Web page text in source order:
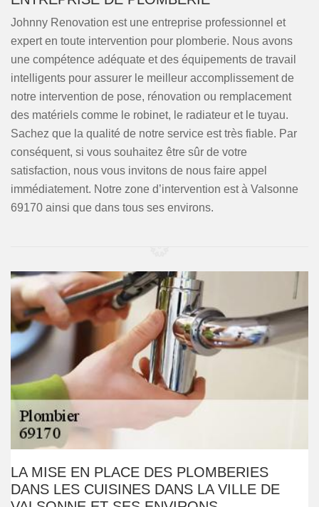
Johnny Renovation est une entreprise professionnel et
expert en toute intervention pour plomberie. Nous avons
une compétence adéquate et des équipements de travail
intelligents pour assurer le meilleur accomplissement de
notre intervention de pose, rénovation ou remplacement
des matériels comme le robinet, le radiateur et le tuyau.
Sachez que la qualité de notre service est très fiable. Par
conséquent, si vous souhaitez être sûr de votre
satisfaction, nous vous invitons de nous faire appel
immédiatement. Notre zone d’intervention est à Valsonne
69170 ainsi que dans tous ses environs.
LA MISE EN PLACE DES PLOMBERIES
DANS LES CUISINES DANS LA VILLE DE